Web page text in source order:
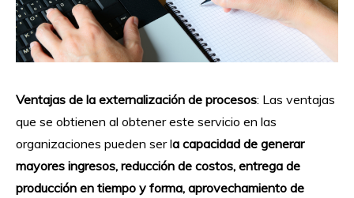
Ventajas de la externalización de procesos: Las ventajas
que se obtienen al obtener este servicio en las
organizaciones pueden ser la capacidad de generar
mayores ingresos, reducción de costos, entrega de
producción en tiempo y forma, aprovechamiento de